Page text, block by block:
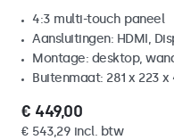
4:3 multi-touch paneel
Aansluitingen: HDMI,
Montage: desktop,
Buitenmaat: 281 x 223 x
€ 449,00
€ 543,29 incl. btw